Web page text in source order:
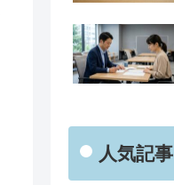
人気記事